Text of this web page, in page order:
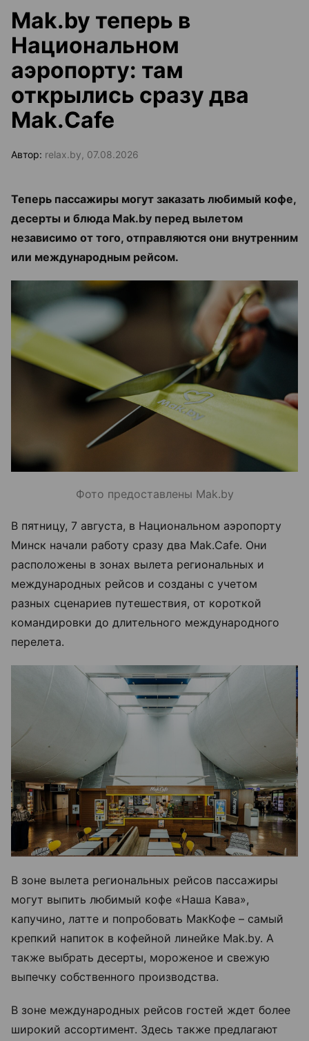
Mak.by теперь в
Национальном
аэропорту: там
открылись сразу два
Mak.Cafe
Автор: relax.by, 07.08.2026
Теперь пассажиры могут заказать любимый кофе,
десерты и блюда Mak.by перед вылетом
независимо от того, отправляются они внутренним
или международным рейсом.
Фото предоставлены Mak.by
В пятницу, 7 августа, в Национальном аэропорту
Минск начали работу сразу два Mak.Cafe. Они
расположены в зонах вылета региональных и
международных рейсов и созданы с учетом
разных сценариев путешествия, от короткой
командировки до длительного международного
перелета.
В зоне вылета региональных рейсов пассажиры
могут выпить любимый кофе «Наша Кава»,
капучино, латте и попробовать МакКофе – самый
крепкий напиток в кофейной линейке Mak.by. А
также выбрать десерты, мороженое и свежую
выпечку собственного производства.
В зоне международных рейсов гостей ждет более
широкий ассортимент. Здесь также предлагают